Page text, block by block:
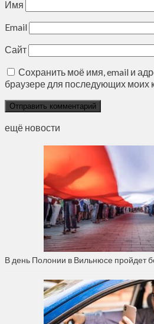
Имя
Email
Сайт
Сохранить моё имя, email и
браузере для последующих моих
ещё новости
В день Полонии в Вильнюсе пройдет